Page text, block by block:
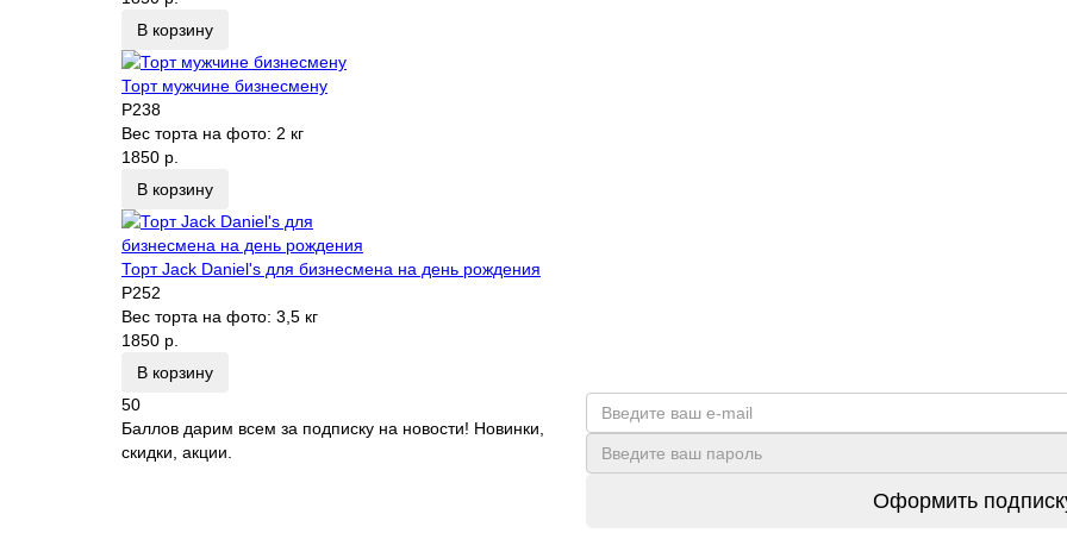
В корзину
Торт мужчине бизнесмену
P238
Вес торта на фото: 2 кг
1850 р.
В корзину
Торт Jack Daniel's для бизнесмена на день рождения
P252
Вес торта на фото: 3,5 кг
1850 р.
В корзину
50
Баллов дарим всем за подписку на новости! Новинки,
скидки, акции.
Оформить